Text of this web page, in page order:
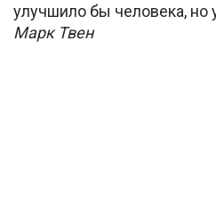
улучшило бы человека, но
Марк Твeн